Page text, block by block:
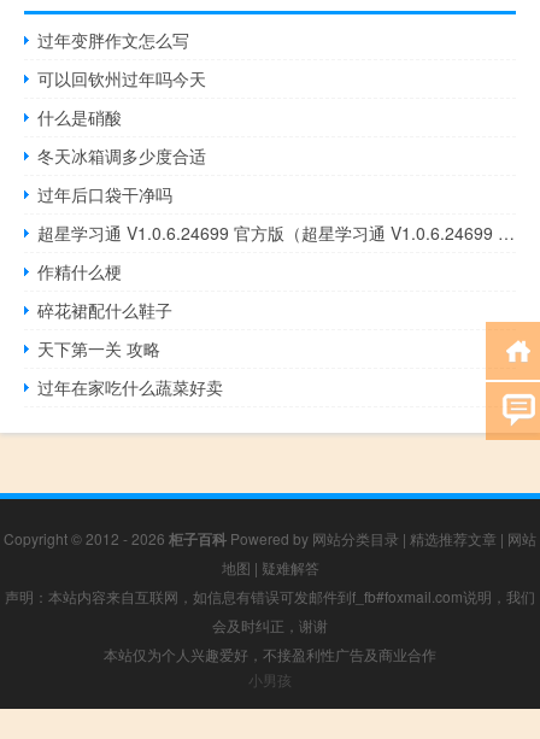
过年变胖作文怎么写
可以回钦州过年吗今天
什么是硝酸
冬天冰箱调多少度合适
过年后口袋干净吗
超星学习通 V1.0.6.24699 官方版（超星学习通 V1.0.6.24699 官方版功能简介）
作精什么梗
碎花裙配什么鞋子
天下第一关 攻略
过年在家吃什么蔬菜好卖
Copyright © 2012 - 2026 柜子百科 Powered by 网站分类目录 | 精选推荐文章 | 网站
地图 | 疑难解答
声明：本站内容来自互联网，如信息有错误可发邮件到f_fb#foxmail.com说明，我们
会及时纠正，谢谢
本站仅为个人兴趣爱好，不接盈利性广告及商业合作
小男孩